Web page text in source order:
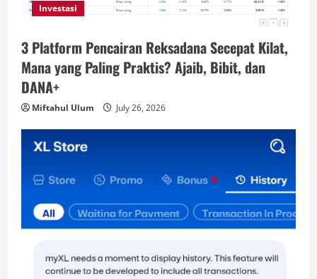
Investasi
3 Platform Pencairan Reksadana Secepat Kilat,
Mana yang Paling Praktis? Ajaib, Bibit, dan
DANA+
Miftahul Ulum July 26, 2026